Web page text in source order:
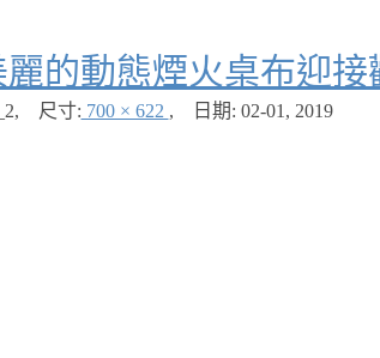
麗的動態煙火桌布迎接
, 尺寸: 700 × 622 , 日期: 02-01, 2019